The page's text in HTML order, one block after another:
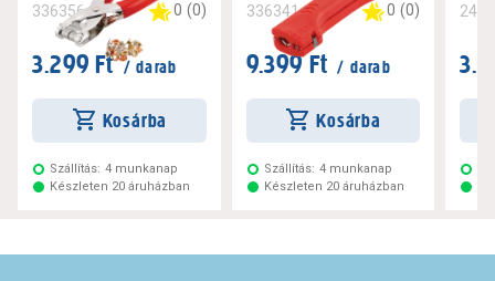
336356 0 (0)
3.299 Ft / darab
Kosárba
Szállítás: 4 munkanap
Készleten 20 áruházban
336341 0 (0)
9.399 Ft / darab
Kosárba
Szállítás: 4 munkanap
Készleten 20 áruházban